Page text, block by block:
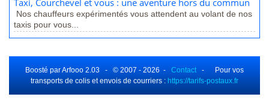
Taxi, Courchevel et vous : une aventure hors du commun
Nos chauffeurs expérimentés vous attendent au volant de nos
taxis pour vous...
Boosté par Arfooo 2.03 - © 2007 - 2026 - Contact - Pour vos
transports de colis et envois de courriers : https://tarifs-postaux.fr